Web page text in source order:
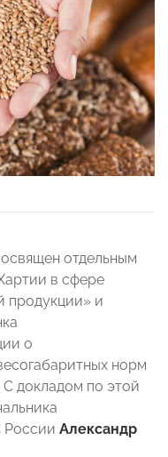
отдельным
в сфере
продукции» и
о
норм
С докладом по этой
России Александр